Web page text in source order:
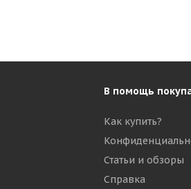
В помощь
Как купить?
Статьи и обзоры
Справка